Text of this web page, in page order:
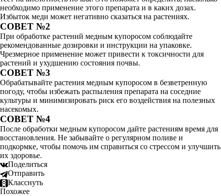
необходимо применение этого препарата и в каких дозах.
Избыток меди может негативно сказаться на растениях.
СОВЕТ №2
При обработке растений медным купоросом соблюдайте
рекомендованные дозировки и инструкции на упаковке.
Чрезмерное применение может привести к токсичности для
растений и ухудшению состояния почвы.
СОВЕТ №3
Обрабатывайте растения медным купоросом в безветренную
погоду, чтобы избежать распыления препарата на соседние
культуры и минимизировать риск его воздействия на полезных
насекомых.
СОВЕТ №4
После обработки медным купоросом дайте растениям время для
восстановления. Не забывайте о регулярном поливе и
подкормке, чтобы помочь им справиться со стрессом и улучшить
их здоровье.
Поделиться
Отправить
Класснуть
Похожее